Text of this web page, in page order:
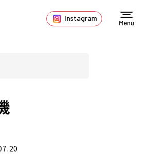
Instagram
Menu